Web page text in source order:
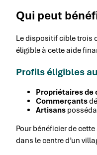
Qui peut
Le dispositif cible trois
éligible à cette aide
Profils éligibles
Propriétaires
Commerçants
Artisans
Pour bénéficier de
dans le centre d’un